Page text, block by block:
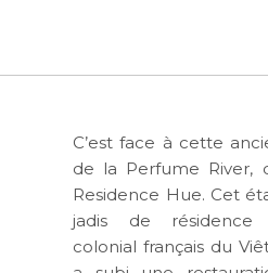
C’est face à cette
de la Perfume River,
Residence Hue. Cet
jadis de résidence
colonial français du